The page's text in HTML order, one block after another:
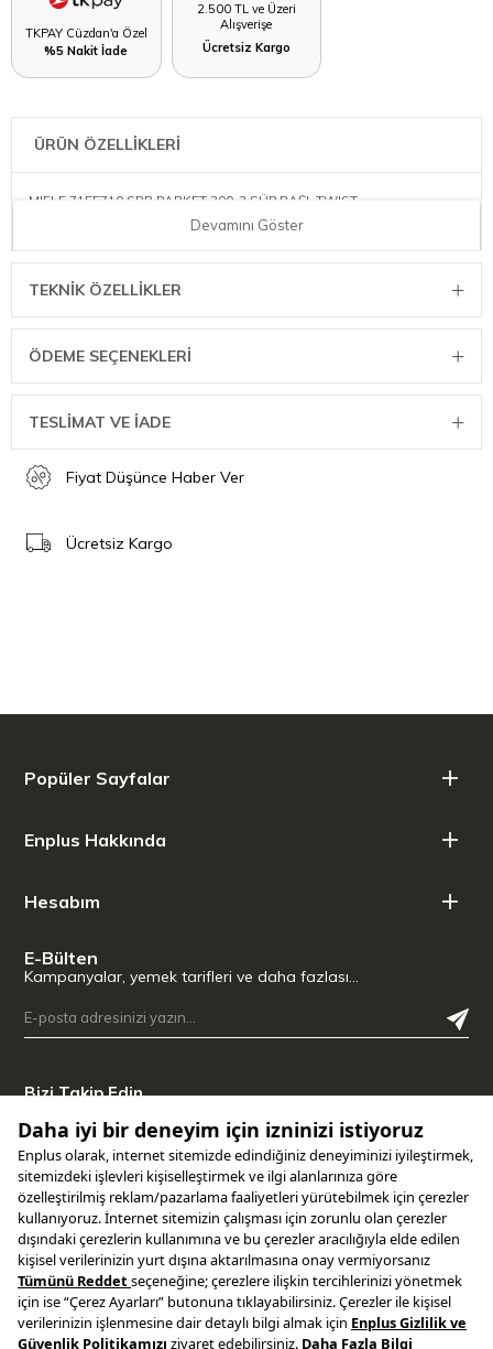
TKPAY Cüzdan'a Özel
%5 Nakit İade
2.500 TL ve Üzeri
Alışverişe
Ücretsiz Kargo
ÜRÜN ÖZELLİKLERİ
MIELE 7155710 SBB PARKET 300-3 SÜP.BAŞL.TWIST
Devamını Göster
TEKNIK ÖZELLIKLER
ÖDEME SEÇENEKLERI
TESLİMAT VE İADE
Fiyat Düşünce Haber Ver
Ücretsiz Kargo
Popüler Sayfalar
Enplus Hakkında
Hesabım
E-Bülten
Kampanyalar, yemek tarifleri ve daha fazlası…
Bizi Takip Edin
Uygulamamızı İndirin
Copyright © 2025 ENPLUS | Tüm hakları saklıdır.